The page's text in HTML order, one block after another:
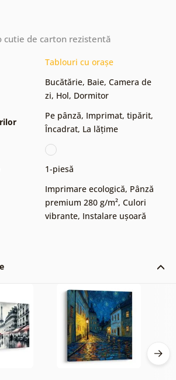
cutie de carton rezistentă
Tablouri cu orașe
Bucătărie, Baie, Camera de
zi, Hol, Dormitor
Pe pânză, Imprimat, tipărit,
Încadrat, La lățime
1-piesă
Imprimare ecologică, Pânză
premium 280 g/m², Culori
vibrante, Instalare ușoară